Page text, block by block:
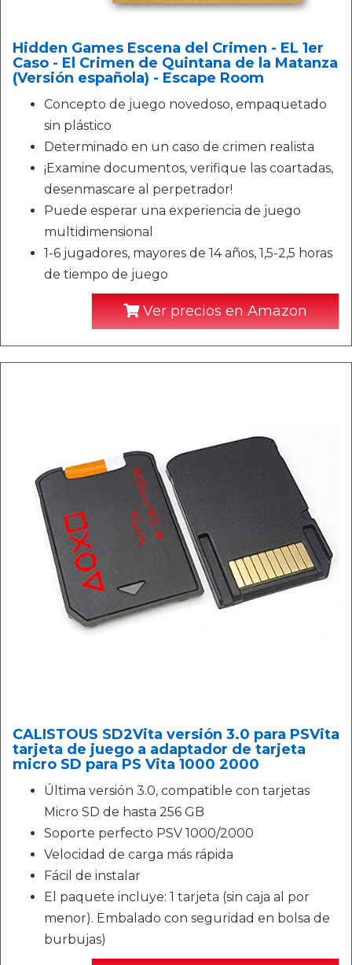
Hidden Games Escena del Crimen - EL 1er
Caso - El Crimen de Quintana de la Matanza
(Versión española) - Escape Room
Concepto de juego novedoso, empaquetado
sin plástico
Determinado en un caso de crimen realista
¡Examine documentos, verifique las coartadas,
desenmascare al perpetrador!
Puede esperar una experiencia de juego
multidimensional
1-6 jugadores, mayores de 14 años, 1,5-2,5 horas
de tiempo de juego
Ver precios en Amazon
CALISTOUS SD2Vita versión 3.0 para PSVita
tarjeta de juego a adaptador de tarjeta
micro SD para PS Vita 1000 2000
Última versión 3.0, compatible con tarjetas
Micro SD de hasta 256 GB
Soporte perfecto PSV 1000/2000
Velocidad de carga más rápida
Fácil de instalar
El paquete incluye: 1 tarjeta (sin caja al por
menor). Embalado con seguridad en bolsa de
burbujas)